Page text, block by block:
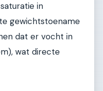
in
gewichtstoename
dat er vocht in
wat directe